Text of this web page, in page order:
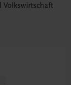
Volkswirtschaft